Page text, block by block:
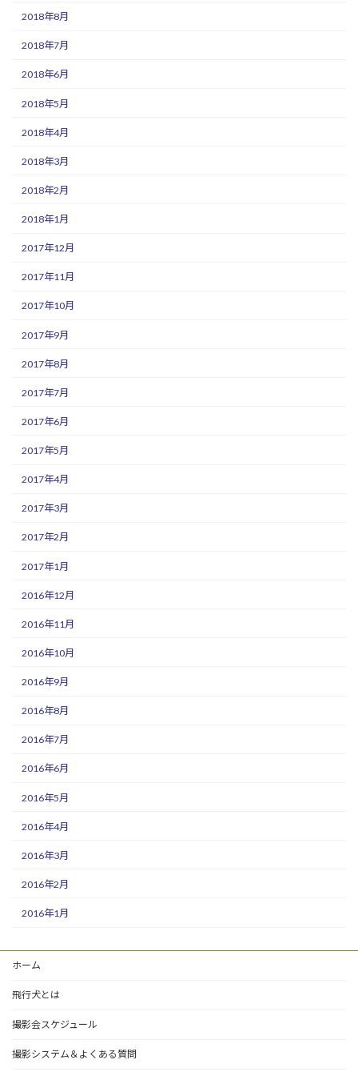
2018年8月
2018年7月
2018年6月
2018年5月
2018年4月
2018年3月
2018年2月
2018年1月
2017年12月
2017年11月
2017年10月
2017年9月
2017年8月
2017年7月
2017年6月
2017年5月
2017年4月
2017年3月
2017年2月
2017年1月
2016年12月
2016年11月
2016年10月
2016年9月
2016年8月
2016年7月
2016年6月
2016年5月
2016年4月
2016年3月
2016年2月
2016年1月
ホーム
飛行犬とは
撮影会スケジュール
撮影システム＆よくある質問